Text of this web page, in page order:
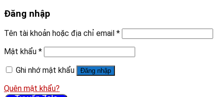
Đăng nhập
Tên tài khoản hoặc địa chỉ email *
Mật khẩu *
Ghi nhớ mật khẩu
Đăng nhập
Quên mật khẩu?